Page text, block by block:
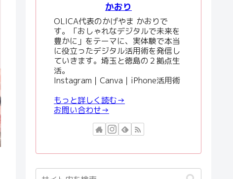
かおり
OLICA代表のかげやま かおりで
す。「おしゃれなデジタルで未来を
豊かに」をテーマに、実体験で本当
に役立ったデジタル活用術を発信し
ていきます。埼玉と徳島の２拠点生
活。
Instagram｜Canva｜iPhone活用術
もっと詳しく読む→
お問い合わせ→